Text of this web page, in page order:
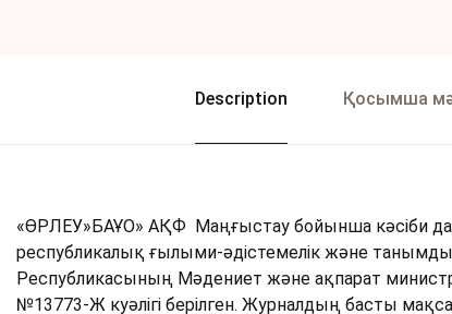
Description Қосымша
«ӨРЛЕУ»БАҰО» АҚФ Маңғыстау бойынша кәсіби
республикалық ғылыми-əдістемелік жəне
Республикасының Мәдениет және ақпарат
№13773-Ж куәлігі берілген. Журналдың басты